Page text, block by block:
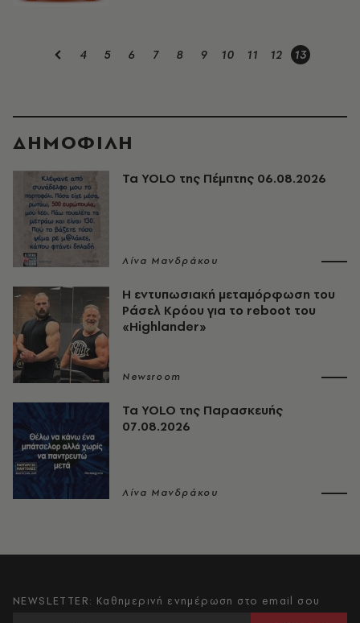
4 5 6 7 8 9 10 11 12 13
ΔΗΜΟΦΙΛΗ
Τα YOLO της Πέμπτης 06.08.2026
Λίνα Μανδράκου
Η εντυπωσιακή μεταμόρφωση του
Ράσελ Κρόου για το reboot του
«Highlander»
Newsroom
Τα YOLO της Παρασκευής
07.08.2026
Λίνα Μανδράκου
NEWSLETTER: Καθημερινή ενημέρωση στο email σου